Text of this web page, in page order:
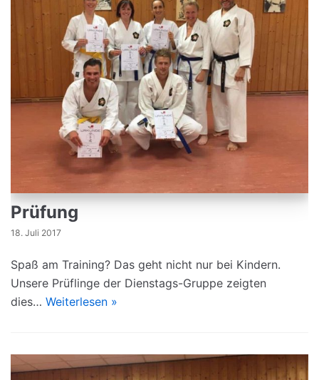
Prüfung
18. Juli 2017
Spaß am Training? Das geht nicht nur bei Kindern.
Unsere Prüflinge der Dienstags-Gruppe zeigten
dies… Weiterlesen »